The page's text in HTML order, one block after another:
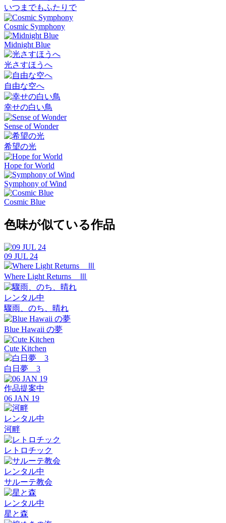
いつまでもふたりで
Cosmic Symphony
Midnight Blue
光さすほうへ
自由な空へ
幸せの白い鳥
Sense of Wonder
希望の光
Hope for World
Symphony of Wind
Cosmic Blue
色味が似ている作品
09 JUL 24
Where Light Returns Ⅲ
レンタル中
驟雨、のち、晴れ
Blue Hawaii の夢
Cute Kitchen
白日夢 3
作品提案中
06 JAN 19
レンタル中
河畔
レトロチック
レンタル中
サルーテ教会
レンタル中
星と森